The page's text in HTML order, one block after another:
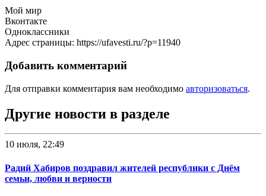
Мой мир
Вконтакте
Одноклассники
Адрес страницы: https://ufavesti.ru/?p=11940
Добавить комментарий
Для отправки комментария вам необходимо авторизоваться.
Другие новости в разделе
10 июля, 22:49
Радий Хабиров поздравил жителей республики с Днём
семьи, любви и верности